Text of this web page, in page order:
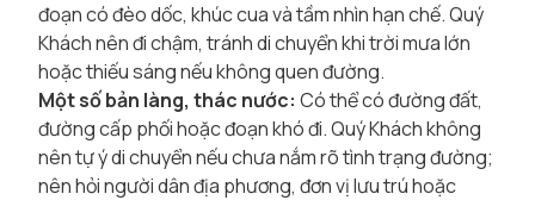
đoạn có đèo dốc, khúc cua và tầm nhìn hạn chế. Quý
Khách nên đi chậm, tránh di chuyển khi trời mưa lớn
hoặc thiếu sáng nếu không quen đường.
Một số bản làng, thác nước: Có thể có đường đất,
đường cấp phối hoặc đoạn khó đi. Quý Khách không
nên tự ý di chuyển nếu chưa nắm rõ tình trạng đường;
nên hỏi người dân địa phương, đơn vị lưu trú hoặc